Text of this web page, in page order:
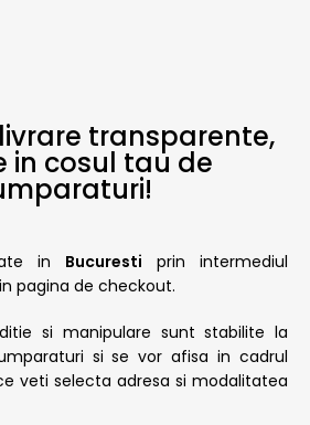
transparente,
in cosul tau de
in Bucuresti prin intermediul
pagina de checkout.
si manipulare sunt stabilite la
si se vor afisa in cadrul
veti selecta adresa si modalitatea